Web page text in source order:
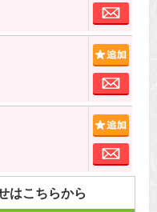
お問
お問
お問
はこちらから